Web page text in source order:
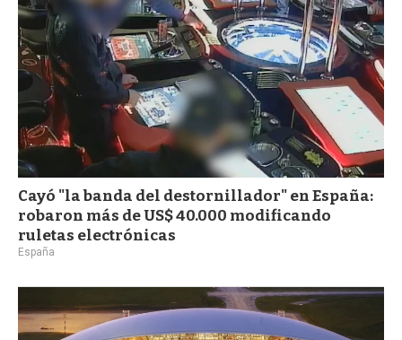
Cayó "la banda del destornillador" en España:
robaron más de US$ 40.000 modificando
ruletas electrónicas
España